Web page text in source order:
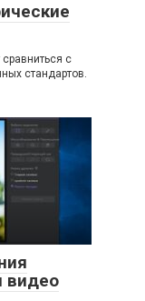
с
стандартов.
видео